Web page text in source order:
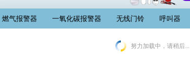
燃气报警器 一氧化碳报警器 无线门铃 呼叫器
努力加载中，请稍后...